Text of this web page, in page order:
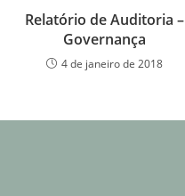
Relatório de Auditoria –
Governança
4 de janeiro de 2018